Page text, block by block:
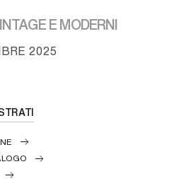
E MODERNI
2025